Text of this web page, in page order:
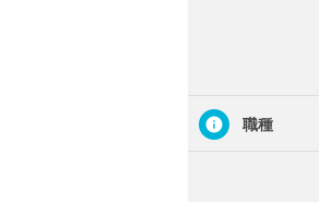
職種